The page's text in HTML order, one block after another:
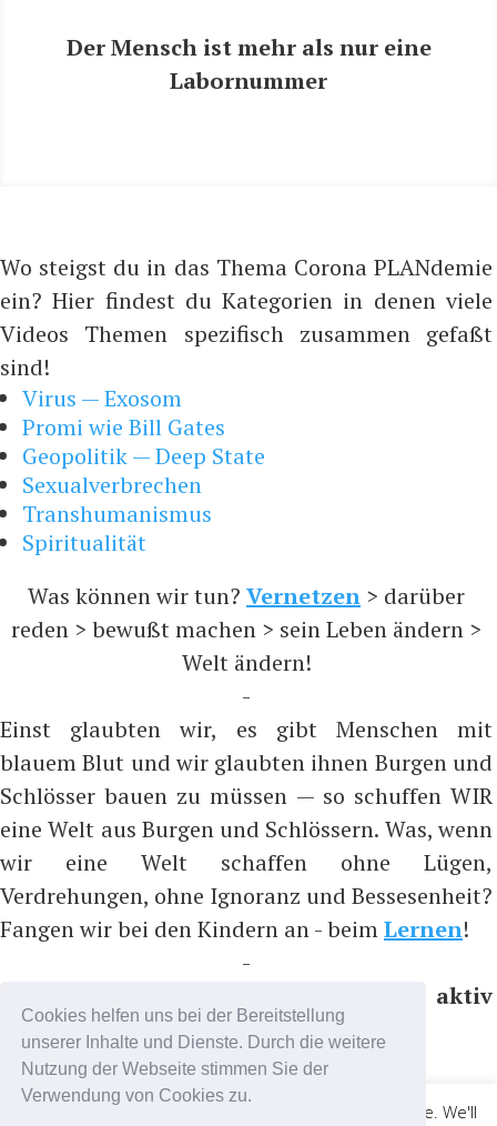
Cookies helfen uns bei der Bereitstellung
unserer Inhalte und Dienste. Durch die weitere
Nutzung der Webseite stimmen Sie der
Verwendung von Cookies zu.
Der Mensch ist mehr als nur eine
Labor­num­mer
Wo steigst du in das Thema Corona PLANdemie
ein? Hier findest du Kategorien in denen viele
Videos Themen spezifisch zusammen gefaßt
sind!
Virus — Exosom
Promi wie Bill Gates
Geopolitik — Deep State
Sexualverbrechen
Transhumanismus
Spiritualität
Was können wir tun? Vernetzen > darüber
reden > bewußt machen > sein Leben ändern >
Welt ändern!
-
Einst glaubten wir, es gibt Menschen mit
blauem Blut und wir glaubten ihnen Burgen und
Schlösser bauen zu müssen — so schuffen WIR
eine Welt aus Burgen und Schlössern. Was, wenn
wir eine Welt schaffen ohne Lügen,
Verdrehungen, ohne Ignoranz und Bessesenheit?
Fangen wir bei den Kindern an - beimLernen!
-
Bitte nicht folgen, sondern aktiv
teilnehmen, z.B. auf ...
https://t.me/coronadatencheck
(Nachrichtenkanal)
This website uses cookies to improve your experience. We'll